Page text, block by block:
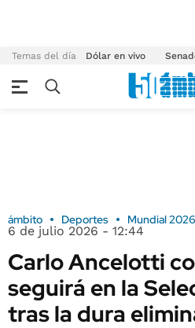
Temas del día Dólar en vivo
ámbito Deportes Mundial 2026
6 de julio 2026 - 12:44
Carlo Ancelotti
seguirá en la
tras la dura